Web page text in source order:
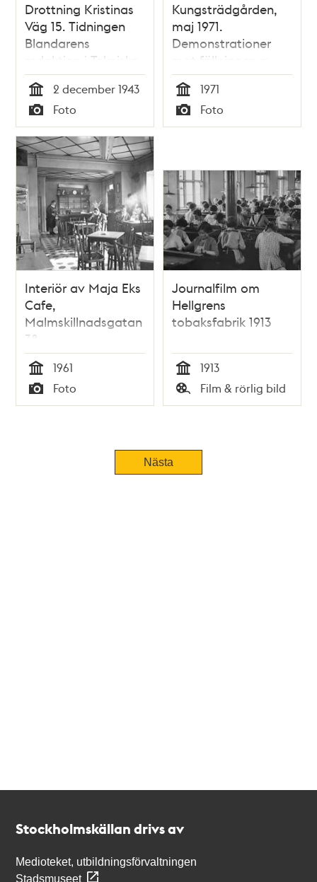
Drottning Kristinas
Väg 15. Tidningen
Blandarens
redaktion i Tekniska
Högskolans
studentkårs kårhus.
Tid
2 december 1943
Typ
Foto
Kungsträdgården,
maj 1971.
Demonstrationer
mot fällningen av
almarna
Tid
1971
Typ
Foto
Interiör av Maja Eks
Cafe,
Malmskillnadsgatan
38
Tid
1961
Typ
Foto
Journalfilm om
Hellgrens
tobaksfabrik 1913
Tid
1913
Typ
Film & rörlig bild
Nästa
Stockholmskällan drivs av
Medioteket, utbildningsförvaltningen
Stadsmuseet